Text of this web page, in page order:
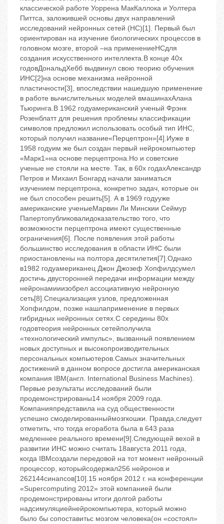
классической работе Уоррена МакКаллока и Уолтера
Питтса, заложившей основы двух направлений
исследований нейронных сетей (НС)[1]. Первый был
ориентирован на изучение биологических процессов в
головном мозге, второй –на применениеНСдля
создания искусственного интеллекта.В конце 40х
годовДональдХебб выдвинул свою теорию обучения
ИНС[2]на основе механизма нейронной
пластичности[3], впоследствии нашедшую применение
в работе вычислительных моделей вмашинахАлана
Тьюринга.В 1962 годуамериканский ученый Фрэнк
Розенблатт для решения проблемы классификации
символов предложил использовать особый тип ИНС,
который получил название«Перцептрон»[4].Иуже в
1958 годуим же был создан первый нейрокомпьютер
«Марк1»на основе перцептрона.Но и советские
ученые не стояли на месте. Так, в 60х годахАлександр
Петров и Михаил Бонгард начали заниматься
изучением перцептрона, конкретно задач, которые он
не был способен решить[5]. А в 1969 годууже
американские ученыеМарвин Ли Минскии Сеймур
Папертопубликовалидоказательство того, что
возможности перцептрона имеют существенные
ограничения[6]. После появления этой работы
большинство исследования в области ИНС были
приостановлены на полтора десятилетия[7].Однако
в1982 годуамериканец Джон Джозеф Хопфилдсумел
достичь двусторонней передачи информации между
нейронамииизобрел ассоциативную нейронную
сеть[8].Специализация узлов, предложенная
Хопфилдом, позже нашлаприменение в первых
гибридных нейронных сетях.С середины 80х
годовтеория нейронных сетейполучила
«технологический импульс», вызванный появлением
новых доступных и высокопроизводительных
персональных компьютеров.Самых значительных
достижений в данном вопросе достигла американская
компания IBM(англ. International Business Machines).
Первые результаты исследований были
продемонстрированы14 ноября 2009 года.
Компанияпредставила на суд общественности
успешно смоделированныймозгкошки. Правда,следует
отметить, что тогда егоработа была в 643 раза
медленнее реального времени[9].Следующей вехой в
развитии ИНС можно считать 18августа 2011 года,
когда IBMсоздали передовой на тот момент нейронный
процессор, которыйсодержал256 нейронов и
262144синапсов[10].15 ноября 2012 г. на конференции
«Supercomputing 2012» этой компанией были
продемонстрированы итоги долгой работы
надсимуляциейнейрокомпьютера, который можно
было бы сопоставитьс мозгом человека(он «состоял»